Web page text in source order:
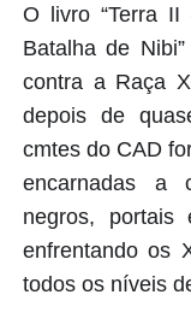
O livro “Terra
Batalha de
contra a Raça
depois de
cmtes do CAD
encarnadas a
negros, portais
enfrentando os
todos os níveis